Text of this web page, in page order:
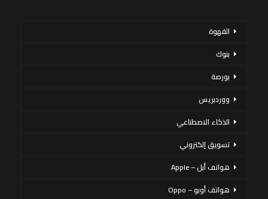
القهوة
بنوك
بورصة
ووردبريس
الذكاء الاصطناعي
تسويق إلكتروني
هواتف أبل – Apple
هواتف أوبو – Oppo